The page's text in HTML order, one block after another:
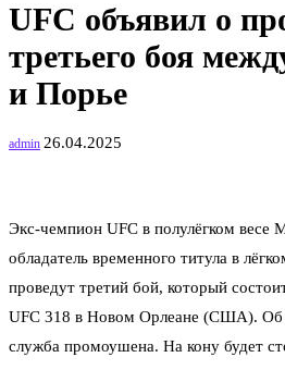
UFC объявил о
третьего боя
и Порье
admin 26.04.2025
Экс-чемпион UFC в полулёгком весе
обладатель временного титула в
проведут третий бой, который
UFC 318 в Новом Орлеане (США). Об
служба промоушена. На кону будет